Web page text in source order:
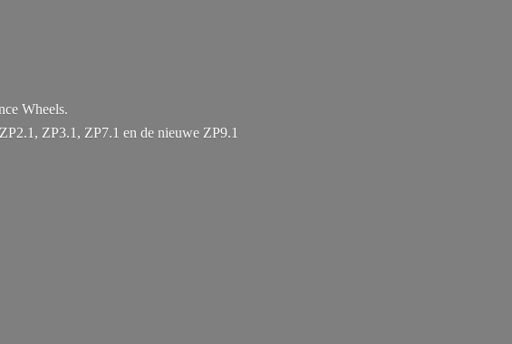
Wheels.
ZP3.1, ZP7.1 en de nieuwe ZP9.1